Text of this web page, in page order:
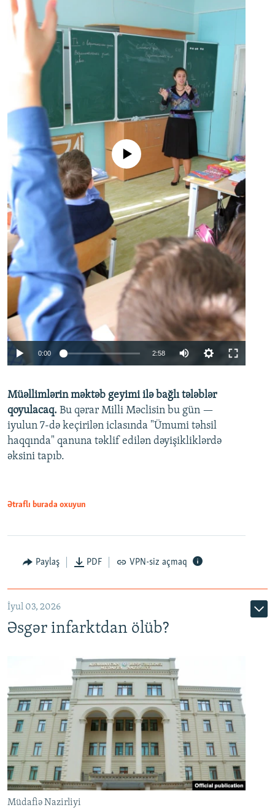
Auto 240p 360p 480p
720p 1080p
No media source currently available
0:00 2:58
360p
480p
720p
Müəllimlərin məktəb geyimi ilə bağlı tələblər
qoyulacaq. Bu qərar Milli Məclisin bu gün —
iyulun 7-də keçirilən iclasında "Ümumi təhsil
haqqında" qanuna təklif edilən dəyişikliklərdə
əksini tapıb.
Ətraflı burada oxuyun
Paylaş PDF VPN-siz açmaq
İyul 03, 2026
Əsgər infarktdan ölüb?
Müdafiə Nazirliyi